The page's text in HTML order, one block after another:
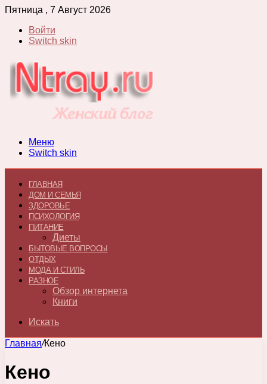
Пятница , 7 Август 2026
Войти
Switch skin
Меню
Switch skin
ГЛАВНАЯ
ДОМ И СЕМЬЯ
ЗДОРОВЬЕ
ПСИХОЛОГИЯ
ПИТАНИЕ
Диеты
БЫТОВЫЕ ВОПРОСЫ
ОТДЫХ
МОДА И СТИЛЬ
РАЗНОЕ
Обзор интернета
Книги
Искать
Главная/Кено
Кено